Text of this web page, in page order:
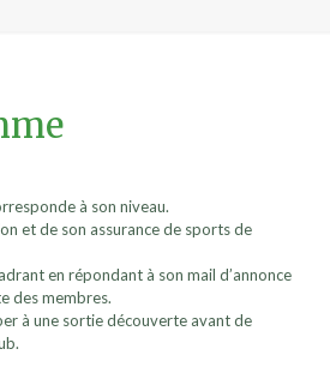
à son niveau.
et de son assurance de sports de
en répondant à son mail d’annonce
des membres.
à une sortie découverte avant de